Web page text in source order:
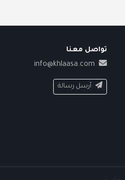
تواصل معنا
info@khlaasa.com
أرسل رسالة